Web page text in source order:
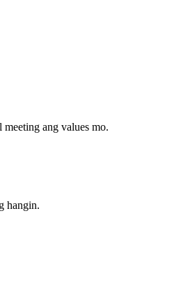
ang values mo.
hangin.